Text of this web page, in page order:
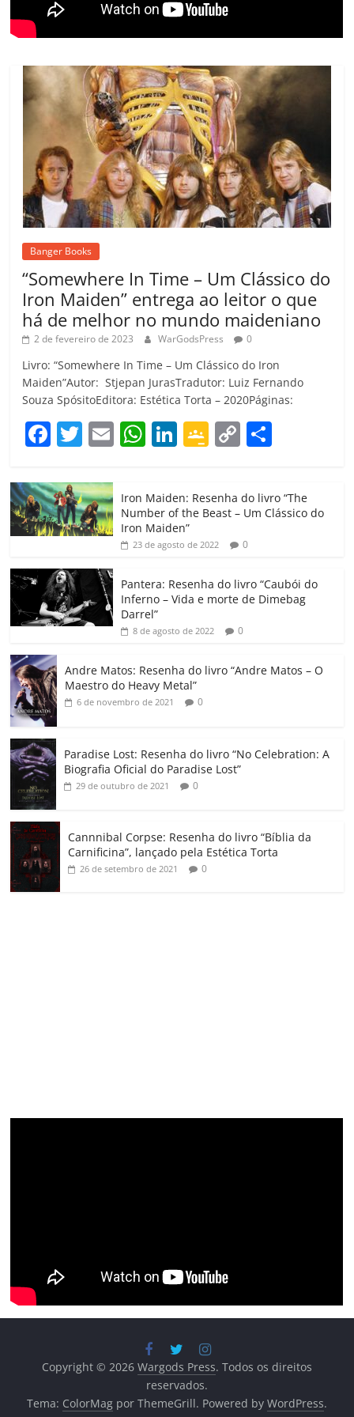
Banger Books
“Somewhere In Time – Um Clássico do
Iron Maiden” entrega ao leitor o que
há de melhor no mundo maideniano
2 de fevereiro de 2023 WarGodsPress 0
Livro: “Somewhere In Time – Um Clássico do Iron
Maiden”Autor: Stjepan JurasTradutor: Luiz Fernando
Souza SpósitoEditora: Estética Torta – 2020Páginas:
F
c
e
b
o
o
k
T
itt
er
E W
at
s
A
p
Li
e
dI
G
gl
e
Cl
a
ss
ro
o
C
p
y
Li
k
m
p
h
ar
Iron Maiden: Resenha do livro “The
Number of the Beast – Um Clássico do
Iron Maiden”
23 de agosto de 2022 0
Pantera: Resenha do livro “Caubói do
Inferno – Vida e morte de Dimebag
Darrel”
8 de agosto de 2022 0
Andre Matos: Resenha do livro “Andre Matos – O
Maestro do Heavy Metal”
6 de novembro de 2021 0
Paradise Lost: Resenha do livro “No Celebration: A
Biografia Oficial do Paradise Lost”
29 de outubro de 2021 0
Cannnibal Corpse: Resenha do livro “Bíblia da
Carnificina”, lançado pela Estética Torta
26 de setembro de 2021 0
Copyright © 2026 Wargods Press. Todos os direitos
reservados.
Tema: ColorMagpor ThemeGrill. Powered by WordPress.